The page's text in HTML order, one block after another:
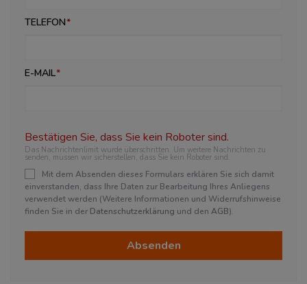
TELEFON
E-MAIL
Bestätigen Sie, dass Sie kein Roboter sind.
Das Nachrichtenlimit wurde überschritten. Um weitere Nachrichten zu
senden, müssen wir sicherstellen, dass Sie kein Roboter sind.
Mit dem Absenden dieses Formulars erklären Sie sich damit
einverstanden, dass Ihre Daten zur Bearbeitung Ihres Anliegens
verwendet werden (Weitere Informationen und Widerrufshinweise
finden Sie in der Datenschutzerklärung und den AGB).
Absenden